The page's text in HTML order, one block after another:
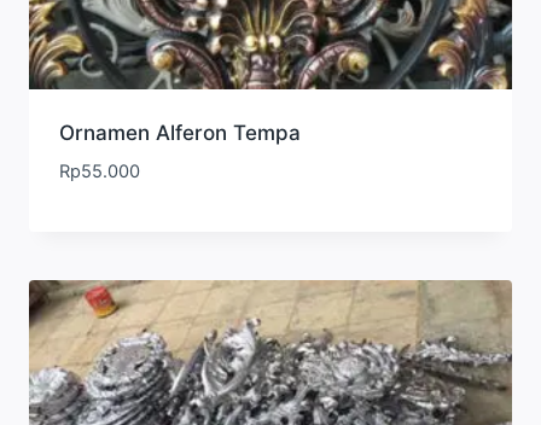
Ornamen Alferon Tempa
Rp55.000